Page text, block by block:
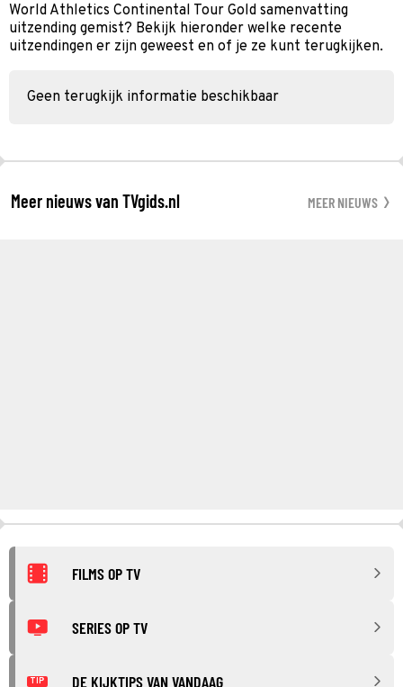
World Athletics Continental Tour Gold samenvatting
uitzending gemist? Bekijk hieronder welke recente
uitzendingen er zijn geweest en of je ze kunt terugkijken.
Geen terugkijk informatie beschikbaar
Meer nieuws van TVgids.nl MEER NIEUWS
FILMS OP TV
SERIES OP TV
TIP DE KIJKTIPS VAN VANDAAG